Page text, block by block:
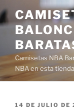
al
contenido
Camisetas NBA
NBA en esta
PUBLICADO
14 DE JULIO DE